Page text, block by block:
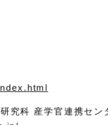
究科 産学官連携セン